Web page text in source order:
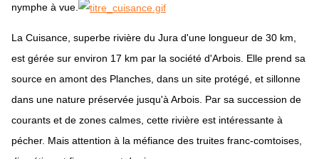
nymphe à vue.
La Cuisance, superbe rivière du Jura d'une longueur de 30 km,
est gérée sur environ 17 km par la société d'Arbois. Elle prend sa
source en amont des Planches, dans un site protégé, et sillonne
dans une nature préservée jusqu'à Arbois. Par sa succession de
courants et de zones calmes, cette rivière est intéressante à
pécher. Mais attention à la méfiance des truites franc-comtoises,